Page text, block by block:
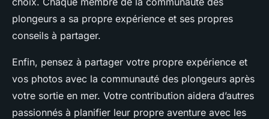
plongeurs a sa propre expérience et ses propres
conseils à partager.
Enfin, pensez à partager votre propre expérience et
vos photos avec la communauté des plongeurs après
votre sortie en mer. Votre contribution aidera d’autres
passionnés à planifier leur propre aventure avec les